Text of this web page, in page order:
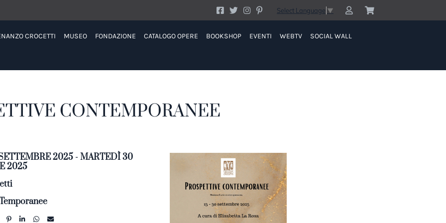
Select Language ▼
CROCETTI MUSEO FONDAZIONE CATALOGO OPERE BOOKSHOP EVENTI WEBTV SOCIAL WALL
CONTEMPORANEE
2025 - MARTEDÌ 30
2025